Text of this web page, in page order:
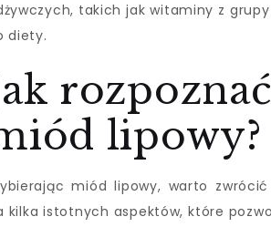
takich jak witaminy z
diety.
lipowy?
miód lipowy, warto
kilka istotnych aspektów, które